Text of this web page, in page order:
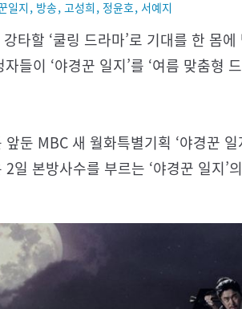
일지, 방송, 고성희, 정윤호, 서예지
강타할 ‘쿨링 드라마’로 기대를 한 몸
들이 ‘야경꾼 일지’를 ‘여름 맞춤형
둔 MBC 새 월화특별기획 ‘야경꾼
일 본방사수를 부르는 ‘야경꾼 일지’